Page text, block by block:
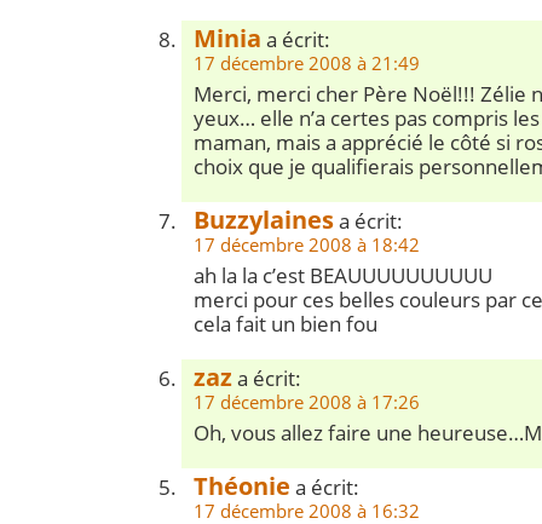
Minia a écrit:
17 décembre 2008 à 21:49
Merci, merci cher Père Noël!!! Zélie
yeux… elle n’a certes pas compris
maman, mais a apprécié le côté si
choix que je qualifierais
Buzzylainesa écrit:
17 décembre 2008 à 18:42
ah la la c’est BEAUUUUUUUUUU
merci pour ces belles couleurs par
cela fait un bien fou
zaza écrit:
17 décembre 2008 à 17:26
Oh, vous allez faire une
Théonie a écrit:
17 décembre 2008 à 16:32